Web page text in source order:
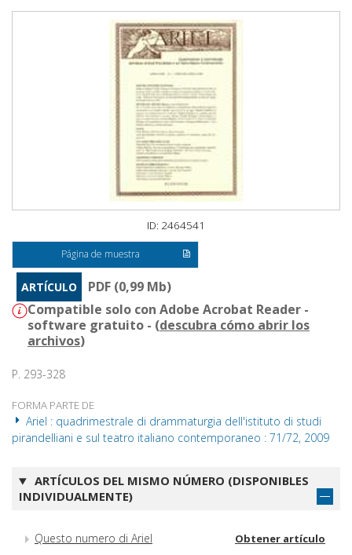
ID: 2464541
Página de muestra
ARTÍCULO
PDF (0,99 Mb)
Compatible solo con Adobe Acrobat Reader -
software gratuito - (descubra cómo abrir los
archivos)
P. 293-328
FORMA PARTE DE
Ariel : quadrimestrale di drammaturgia dell'istituto di studi
pirandelliani e sul teatro italiano contemporaneo : 71/72, 2009
ARTÍCULOS DEL MISMO NÚMERO (DISPONIBLES
INDIVIDUALMENTE)
Questo numero di Ariel Obtener artículo